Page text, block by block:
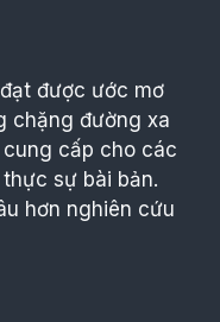
được ước mơ
chặng đường xa
cấp cho các
sự bài bản.
hơn nghiên cứu